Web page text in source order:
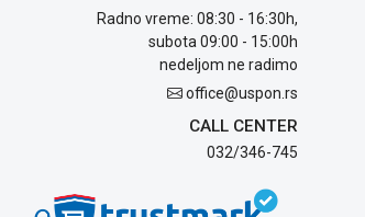
Radno vreme: 08:30 - 16:30h,
subota 09:00 - 15:00h
nedeljom ne radimo
office@uspon.rs
CALL CENTER
032/346-745